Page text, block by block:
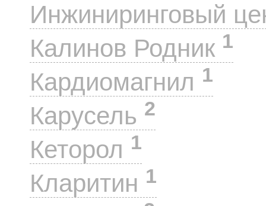
Инжиниринговый
Калинов Родник 1
Кардиомагнил 1
Карусель 2
Кеторол 1
Кларитин 1